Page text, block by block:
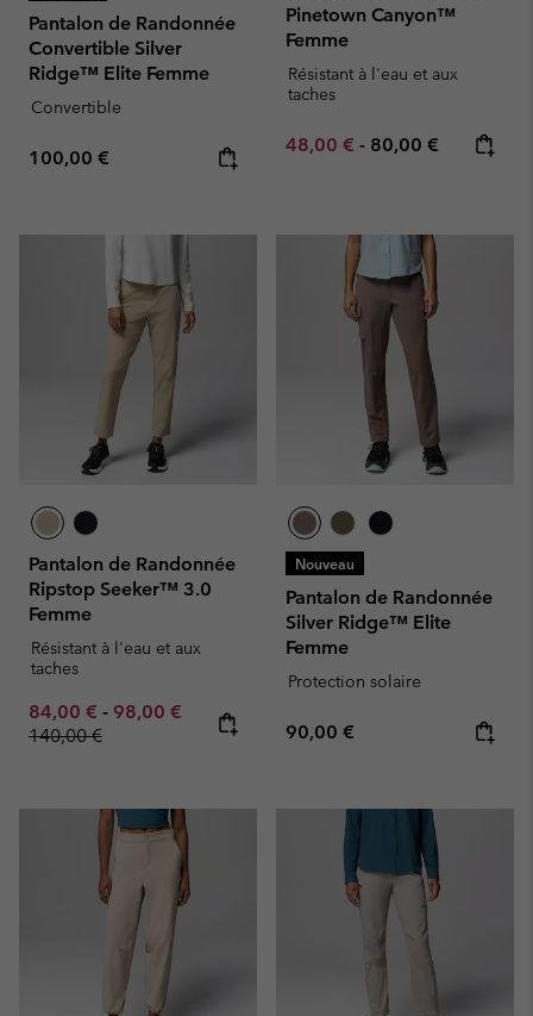
Pantalon de Randonnée
Convertible Silver
Ridge™ Elite Femme
Convertible
Regular price:
100,00 €
Pinetown Canyon™
Femme
Résistant à l'eau et aux
taches
Minimum sale price:
48,00 € - Maximum price:
80,00 €
Pantalon de Randonnée
Ripstop Seeker™ 3.0
Femme
Résistant à l'eau et aux
taches
Minimum sale price:
84,00 € - Maximum sale price:
98,00 € Regular price:
140,00 €
Nouveau
Pantalon de Randonnée
Silver Ridge™ Elite
Femme
Protection solaire
Regular price:
90,00 €